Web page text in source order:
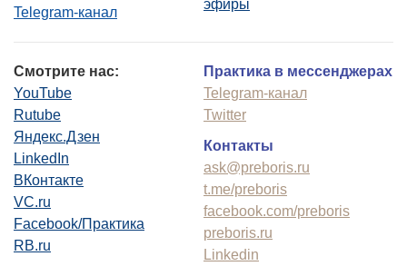
Telegram-канал
эфиры
Смотрите нас:
YouTube
Rutube
Яндекс.Дзен
LinkedIn
ВКонтакте
VC.ru
Facebook/Практика
RB.ru
Практика в мессенджерах
Telegram-канал
Twitter
Контакты
ask@preboris.ru
t.me/preboris
facebook.com/preboris
preboris.ru
Linkedin